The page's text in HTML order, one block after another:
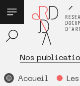
Nos
Accueil